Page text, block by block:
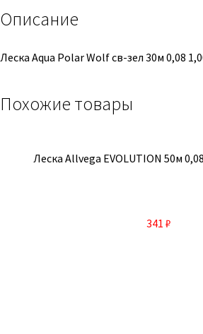
Описание
Леска Aqua Polar Wolf св-зел 30м 0,08
Похожие товары
Леска Allvega EVOLUTION 50м
341 ₽